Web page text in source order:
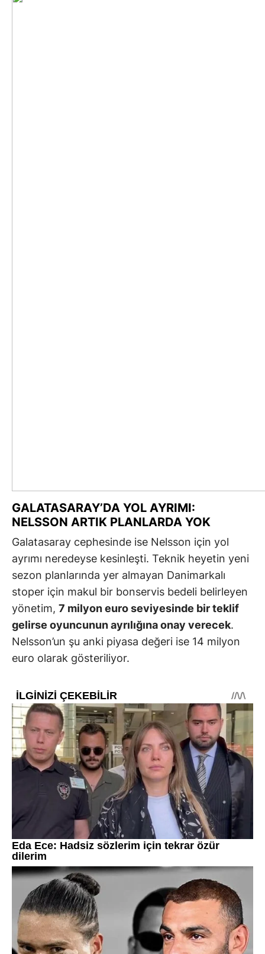
GALATASARAY’DA YOL AYRIMI:
NELSSON ARTIK PLANLARDA YOK
Galatasaray cephesinde ise Nelsson için yol
ayrımı neredeyse kesinleşti. Teknik heyetin yeni
sezon planlarında yer almayan Danimarkalı
stoper için makul bir bonservis bedeli belirleyen
yönetim, 7 milyon euro seviyesinde bir teklif
gelirse oyuncunun ayrılığına onay verecek.
Nelsson’un şu anki piyasa değeri ise 14 milyon
euro olarak gösteriliyor.